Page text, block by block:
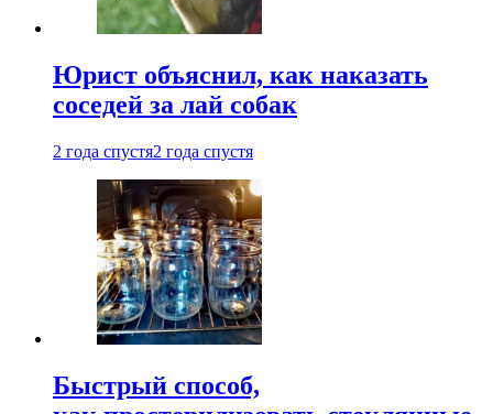
Юрист объяснил, как наказать
соседей за лай собак
2 года спустя2 года спустя
Быстрый способ,